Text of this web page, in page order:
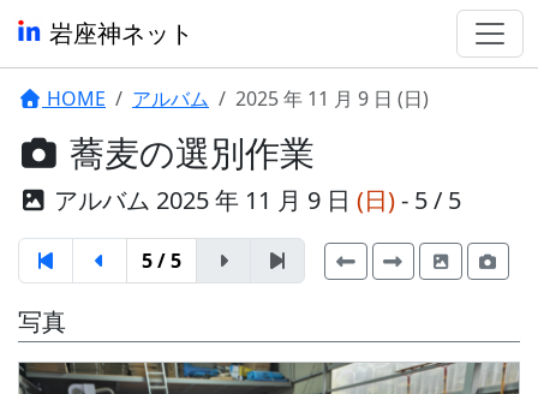
岩座神ネット
HOME アルバム 2025 年 11 月 9 日 (日)
蕎麦の選別作業
アルバム 2025 年 11 月 9 日 (日)- 5 / 5
5 / 5
写真